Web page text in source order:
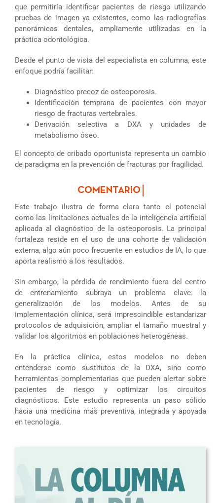
que permitiría identificar pacientes de riesgo utilizando
pruebas de imagen ya existentes, como las radiografías
panorámicas dentales, ampliamente utilizadas en la
práctica odontológica.
Desde el punto de vista del especialista en columna, este
enfoque podría facilitar:
Diagnóstico precoz de osteoporosis.
Identificación temprana de pacientes con mayor
riesgo de fracturas vertebrales.
Derivación selectiva a DXA y unidades de
metabolismo óseo.
El concepto de cribado oportunista representa un cambio
de paradigma en la prevención de fracturas por fragilidad.
Este trabajo ilustra de forma clara tanto el potencial
como las limitaciones actuales de la inteligencia artificial
aplicada al diagnóstico de la osteoporosis. La principal
fortaleza reside en el uso de una cohorte de validación
externa, algo aún poco frecuente en estudios de IA, lo que
aporta realismo a los resultados.
Sin embargo, la pérdida de rendimiento fuera del centro
de entrenamiento subraya un problema clave: la
generalización de los modelos. Antes de su
implementación clínica, será imprescindible estandarizar
protocolos de adquisición, ampliar el tamaño muestral y
validar los algoritmos en poblaciones heterogéneas.
En la práctica clínica, estos modelos no deben
entenderse como sustitutos de la DXA, sino como
herramientas complementarias que pueden alertar sobre
pacientes de riesgo y optimizar los circuitos
diagnósticos. Este estudio representa un paso sólido
hacia una medicina más preventiva, integrada y apoyada
en tecnología.